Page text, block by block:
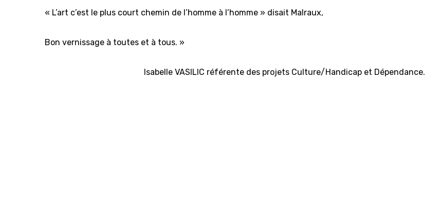
« L’art c’est le plus court chemin de l’homme à l’homme » disait Malraux,
Bon vernissage à toutes et à tous. »
Isabelle VASILIC référente des projets Culture/Handicap et Dépendance.